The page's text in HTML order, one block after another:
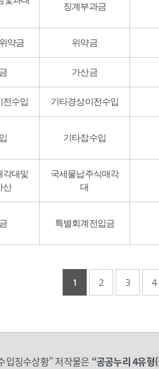
징계부과금
약금 위약금
가산금
전수입 기타경상이전수입
기타잡수입
각대및
산
국세물납주식매각
대
특별회계전입금
1 2 3 4
입징수상황” 저작물은 “공공누리 4유